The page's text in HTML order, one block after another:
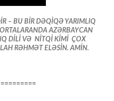
– BU BİR DƏQİQƏ YARIMLIQ
AZƏRBAYCAN
DİLİ VƏ NİTQİ KİMİ ÇOX
RƏHMƏT ELƏSİN. AMİN.